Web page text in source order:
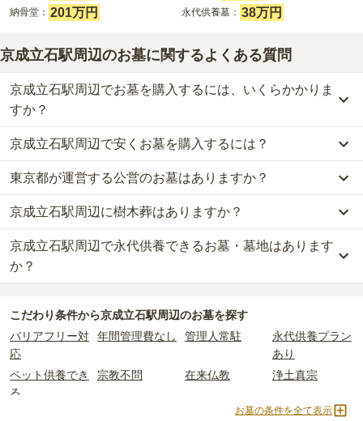
納骨堂： 201万円 永代供養墓： 38万円
京成立石駅周辺のお墓に関するよくある質問
京成立石駅周辺でお墓を購入するには、いくらかかりま
すか？
京成立石駅周辺での購入費用の目安は、一般墓が約258万円、樹木
葬が約78万円、納骨堂が約201万円、永代供養墓が約38万円です。
一般墓を建てる場合は、「永代使用料（土地代）」と「墓石代」の
2つが主な費用となります。
京成立石駅周辺の一般墓の永代使用料の平均は
で、墓石代は
さ・素材によって変わります。
樹木葬・納骨堂・永代供養墓は、基本的に墓石代がかからず、永代
なお、お墓によっては以下の費用が別途かかる場合があります。
・開眼法要の費用：お墓を新しく建てた際に行う儀式のための費
用。僧侶に渡すお布施がかかります。
・納骨式の費用
：お墓に遺骨を納める儀式のための費用。僧侶に渡
すお布施、会食などの費用がかかります。
：お墓の管理費。契約後、毎年発生するケースがあり
京成立石駅周辺で安くお墓を購入するには？
京成立石駅周辺で一番安価なお墓は、鶴林山 勝養寺
永代供養墓
で、10万円からお求めいただけます。
一般的に最も費用を抑えられるのは、他の方のご遺骨と一緒に埋葬
する「合祀墓（ごうしぼ）」と呼ばれるタイプです。個別のお墓に
比べて省スペースで管理の手間がかからないため、費用が安く設定
されています。
価格の目安は、1名あたり5万円〜30万円程度です。
京成立石駅周辺 で安価なお墓を探したい場合は、
び替えてお墓を探すのがおすすめです。
東京都が運営する公営のお墓はありますか？
京成立石駅周辺には、公営の霊園の掲載がありません。
一方で、東京都内には、県または市区町村が運営する公営の霊園が
16件あります。
公営霊園は民営の霊園と異なり、契約にあたって応募資格が設けら
主な条件として、遺骨がすでにある、該当の市区町村に一定年数以
上住んでいるなどが挙げられます。
条件を満たさない場合は、申し込み自体ができないことも多いた
め、事前の確認が重要です。
契約条件の詳細は、各霊園のページをご確認いただくか、資料請求
京成立石駅周辺に樹木葬はありますか？
京成立石駅周辺には、3件の樹木葬があります。
詳しくは、
京成立石駅周辺で永代供養できるお墓・墓地はあります
か？
詳しくは、京成立石駅周辺の永代供養の一覧をご覧ください。
こだわり条件から京成立石駅周辺のお墓を探す
バリアフリー対
応
年間管理費なし 管理人常駐
永代供養プラン
あり
ペット供養でき
る
宗教不問 在来仏教 浄土真宗
真宗高田派
お墓の条件を全て表示